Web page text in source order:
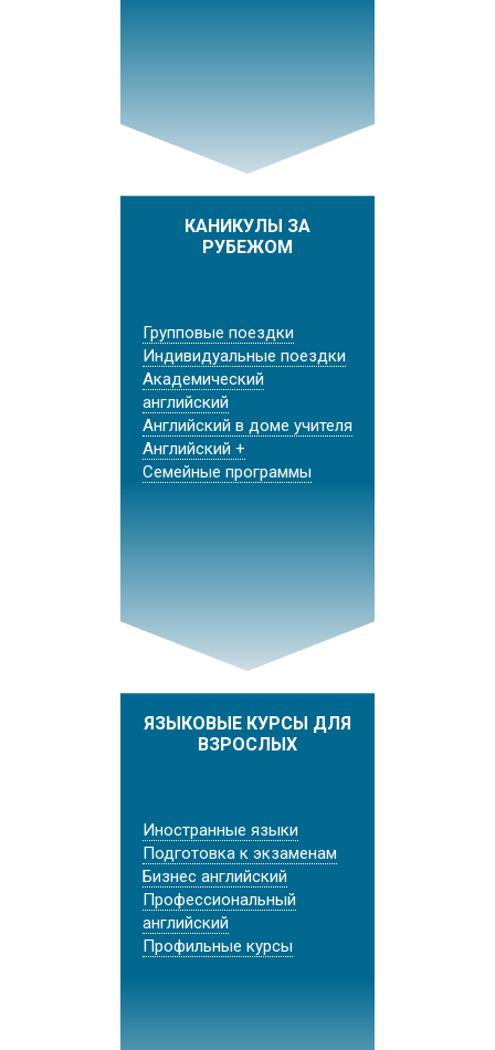
КАНИКУЛЫ ЗА
РУБЕЖОМ
Групповые поездки
Индивидуальные поездки
Академический
английский
Английский в доме учителя
Английский +
Семейные программы
ЯЗЫКОВЫЕ КУРСЫ ДЛЯ
ВЗРОСЛЫХ
Иностранные языки
Подготовка к экзаменам
Бизнес английский
Профессиональный
английский
Профильные курсы